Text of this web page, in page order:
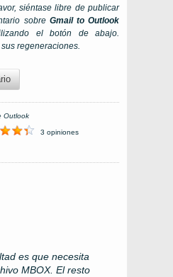
siéntase libre de publicar
sobre Gmail to Outlook
el botón de abajo.
regeneraciones.
Outlook
3 opiniones
es que necesita
MBOX. El resto